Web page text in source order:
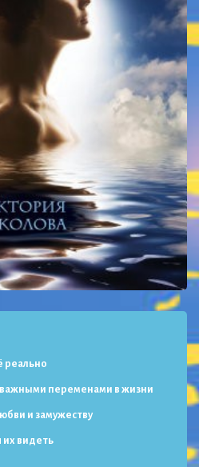
реально
важными переменами в жизни
и замужеству
их видеть